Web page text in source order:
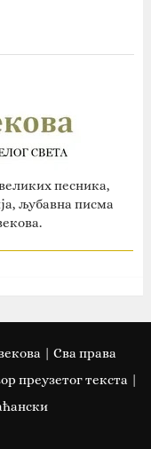
песника,
љубавна писма
| Сва права
преузетог текста |